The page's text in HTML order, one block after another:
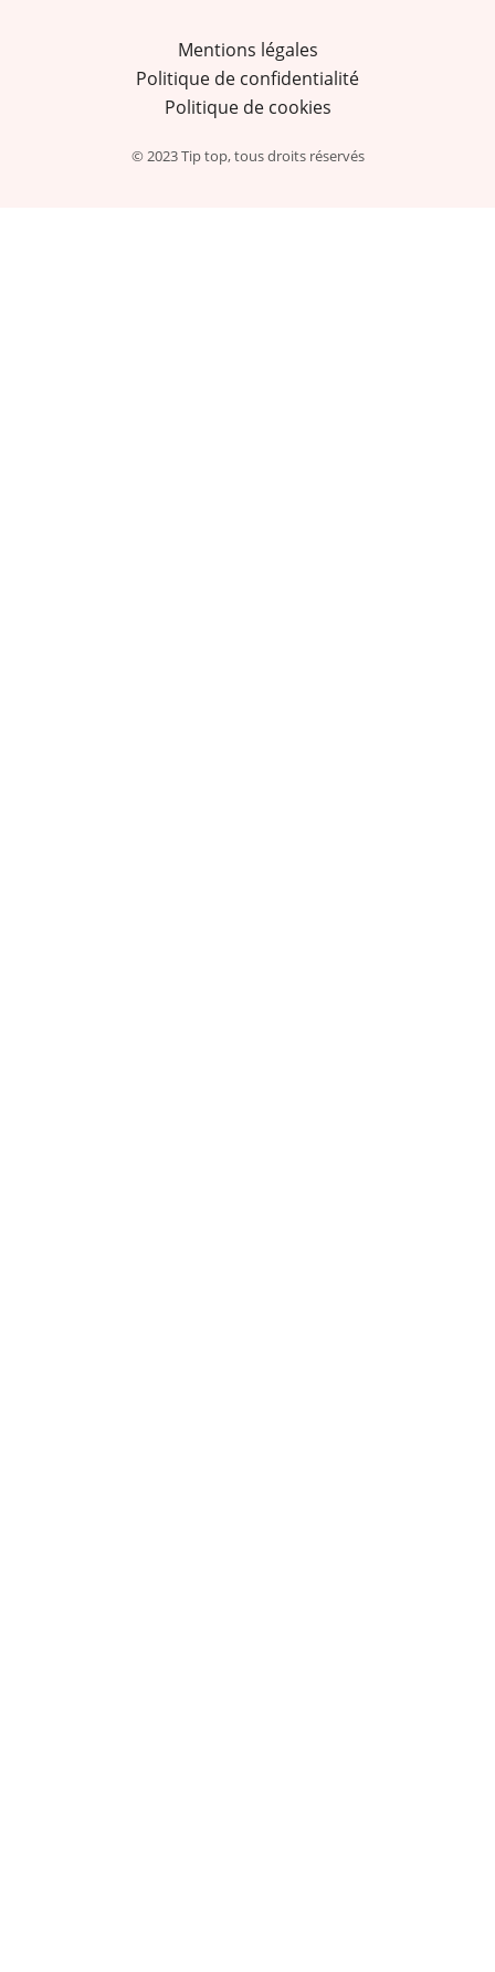
Mentions légales
Politique de confidentialité
Politique de cookies
© 2023 Tip top, tous droits réservés